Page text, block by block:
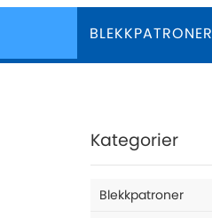
BLEKKPATRONER
Kategorier
Blekkpatroner